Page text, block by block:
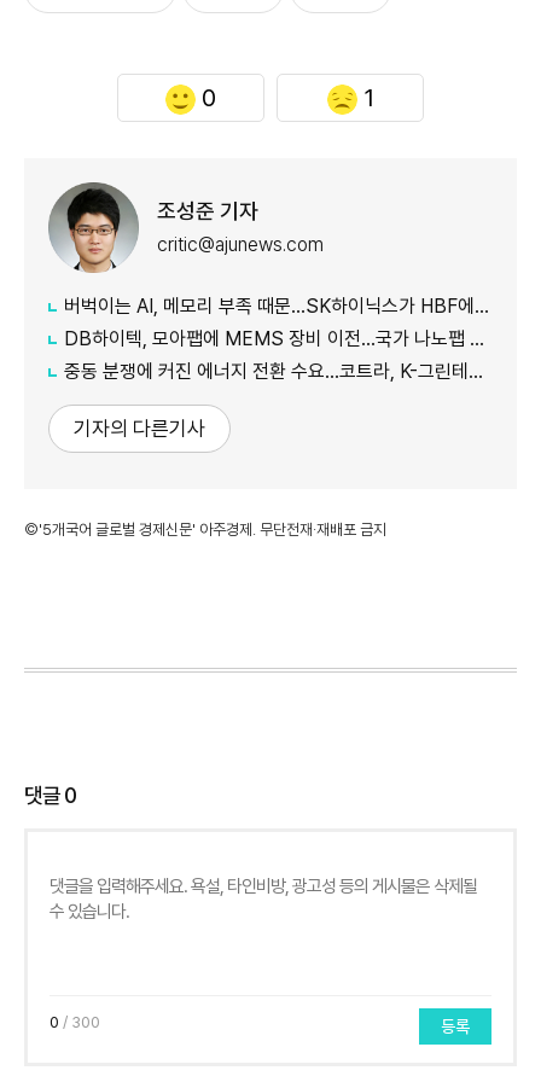
0 1
조성준 기자
critic@ajunews.com
버벅이는 AI, 메모리 부족 때문…SK하이닉스가 HBF에 집중하는 이유
DB하이텍, 모아팹에 MEMS 장비 이전…국가 나노팹 공정 지원
중동 분쟁에 커진 에너지 전환 수요…코트라, K-그린테크 수출길 넓힌다
기자의 다른기사
©'5개국어 글로벌 경제신문' 아주경제. 무단전재·재배포 금지
댓글0
0 / 300 등록